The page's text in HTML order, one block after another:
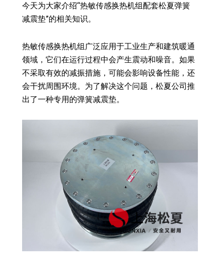
今天为大家介绍“热敏传感换热机组配套松夏弹簧
减震垫”的相关知识。
热敏传感换热机组广泛应用于工业生产和建筑暖通
领域，它们在运行过程中会产生震动和噪音。如果
不采取有效的减振措施，可能会影响设备性能，还
会干扰周围环境。为了解决这个问题，松夏公司推
出了一种专用的弹簧减震垫。